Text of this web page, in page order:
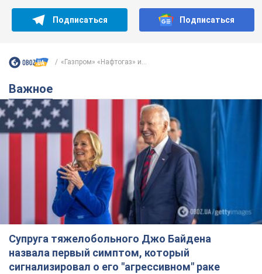
Подписаться Подписаться
«Газпром» «Нафтогаз» и...
Важное
Супруга тяжелобольного Джо Байдена
назвала первый симптом, который
сигнализировал о его "агрессивном" раке